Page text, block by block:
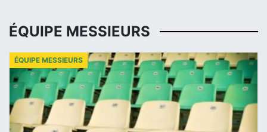
ÉQUIPE MESSIEURS
ÉQUIPE MESSIEURS